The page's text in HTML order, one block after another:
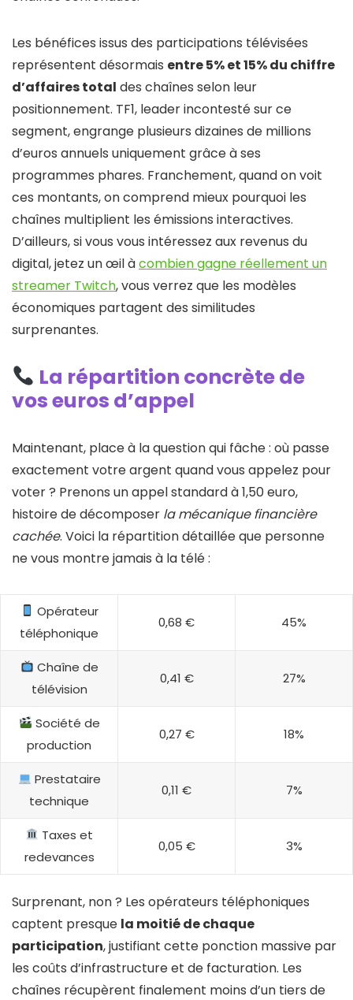
Les bénéfices issus des participations télévisées
représentent désormais entre 5% et 15% du chiffre
d’affaires total des chaînes selon leur
positionnement. TF1, leader incontesté sur ce
segment, engrange plusieurs dizaines de millions
d’euros annuels uniquement grâce à ses
programmes phares. Franchement, quand on voit
ces montants, on comprend mieux pourquoi les
chaînes multiplient les émissions interactives.
D’ailleurs, si vous vous intéressez aux revenus du
digital, jetez un œil àcombien gagne réellement un
streamer Twitch, vous verrez que les modèles
économiques partagent des similitudes
surprenantes.
La répartition concrète de
vos euros d’appel
Maintenant, place à la question qui fâche : où passe
exactement votre argent quand vous appelez pour
voter ? Prenons un appel standard à 1,50 euro,
histoire de décomposer la mécanique financière
cachée. Voici la répartition détaillée que personne
ne vous montre jamais à la télé :
Opérateur
téléphonique
0,68 € 45%
Chaîne de
télévision
0,41 € 27%
Société de
production
0,27 € 18%
Prestataire
technique
0,11 € 7%
Taxes et
redevances
0,05 € 3%
Surprenant, non ? Les opérateurs téléphoniques
captent presque la moitié de chaque
participation, justifiant cette ponction massive par
les coûts d’infrastructure et de facturation. Les
chaînes récupèrent finalement moins d’un tiers de